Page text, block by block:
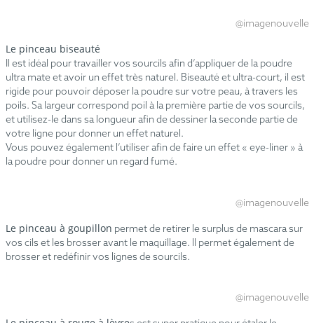
@imagenouvelle
Le pinceau biseauté
Il est idéal pour travailler vos sourcils afin d’appliquer de la poudre
ultra mate et avoir un effet très naturel. Biseauté et ultra-court, il est
rigide pour pouvoir déposer la poudre sur votre peau, à travers les
poils. Sa largeur correspond poil à la première partie de vos sourcils,
et utilisez-le dans sa longueur afin de dessiner la seconde partie de
votre ligne pour donner un effet naturel.
Vous pouvez également l’utiliser afin de faire un effet « eye-liner » à
la poudre pour donner un regard fumé.
@imagenouvelle
Le pinceau à goupillon permet de retirer le surplus de mascara sur
vos cils et les brosser avant le maquillage. Il permet également de
brosser et redéfinir vos lignes de sourcils.
@imagenouvelle